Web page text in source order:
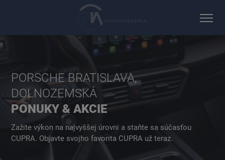
PORSCHE BRATISLAVA,
DOLNOZEMSKÁ
PONUKY & AKCIE
Zažite výkon na najvyššej úrovni a staňte sa súčasťou
CUPRA. Objavte svojho favorita CUPRA už teraz.